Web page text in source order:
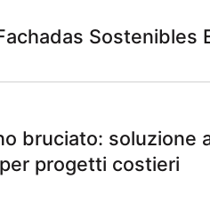
Sostenibles
bruciato: soluzione
progetti costieri